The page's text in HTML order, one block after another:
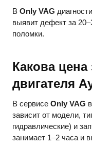
В Only VAG
выявит дефект за
поломки.
Какова
двигателя
В сервисе Only VAG
зависит от модели,
гидравлические) и
занимает 1–2 часа и